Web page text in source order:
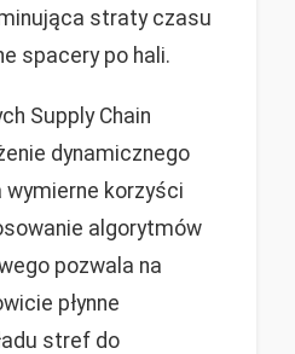
straty czasu
spacery po hali.
Supply Chain
dynamicznego
korzyści
algorytmów
pozwala na
płynne
stref do